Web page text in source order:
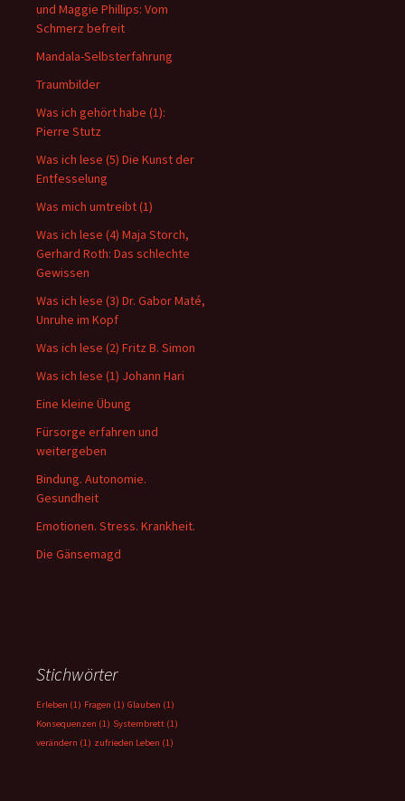
und Maggie Phillips: Vom
Schmerz befreit
Mandala-Selbsterfahrung
Traumbilder
Was ich gehört habe (1):
Pierre Stutz
Was ich lese (5) Die Kunst der
Entfesselung
Was mich umtreibt (1)
Was ich lese (4) Maja Storch,
Gerhard Roth: Das schlechte
Gewissen
Was ich lese (3) Dr. Gabor Maté,
Unruhe im Kopf
Was ich lese (2) Fritz B. Simon
Was ich lese (1) Johann Hari
Eine kleine Übung
Fürsorge erfahren und
weitergeben
Bindung. Autonomie.
Gesundheit
Emotionen. Stress. Krankheit.
Die Gänsemagd
Stichwörter
Erleben (1) Fragen (1) Glauben (1)
Konsequenzen (1) Systembrett (1)
verändern (1) zufrieden Leben (1)